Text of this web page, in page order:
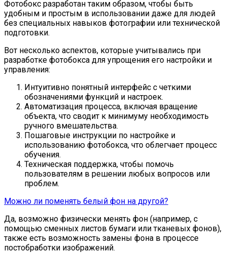
Фотобокс разработан таким образом, чтобы быть
удобным и простым в использовании даже для людей
без специальных навыков фотографии или технической
подготовки.
Вот несколько аспектов, которые учитывались при
разработке фотобокса для упрощения его настройки и
управления:
Интуитивно понятный интерфейс с четкими
обозначениями функций и настроек.
Автоматизация процесса, включая вращение
объекта, что сводит к минимуму необходимость
ручного вмешательства.
Пошаговые инструкции по настройке и
использованию фотобокса, что облегчает процесс
обучения.
Техническая поддержка, чтобы помочь
пользователям в решении любых вопросов или
проблем.
Можно ли поменять белый фон на другой?
Да, возможно физически менять фон (например, с
помощью сменных листов бумаги или тканевых фонов),
также есть возможность замены фона в процессе
постобработки изображений.